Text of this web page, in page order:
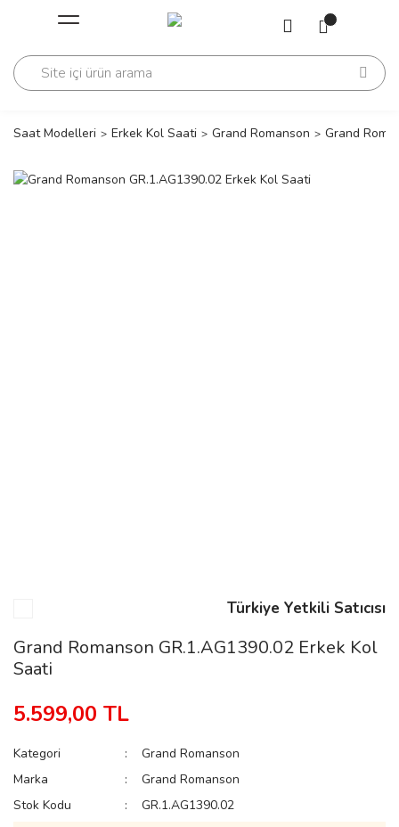
Geri Dön
Geri Dön
Saat Modelleri Erkek Kol Saati Grand Romanson Grand
Türkiye Yetkili Satıcısı
Grand Romanson GR.1.AG1390.02 Erkek Kol
Saati
5.599,00 TL
Kategori
Grand Romanson
Marka
Grand Romanson
Stok Kodu
GR.1.AG1390.02